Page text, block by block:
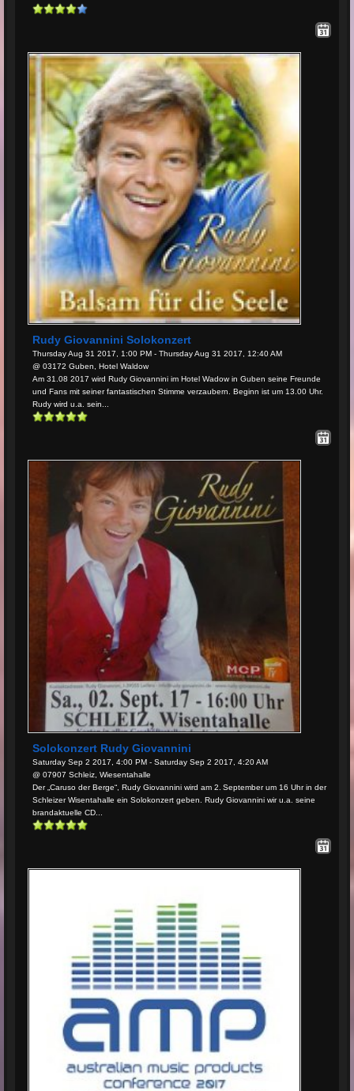
Rudy Giovannini Solokonzert
Thursday Aug 31 2017, 1:00 PM - Thursday Aug 31 2017, 12:40 AM
@ 03172 Guben, Hotel Waldow
Am 31.08 2017 wird Rudy Giovannini im Hotel Wadow in Guben seine Freunde
und Fans mit seiner fantastischen Stimme verzaubern. Beginn ist um 13.00 Uhr.
Rudy wird u.a. sein...
Solokonzert Rudy Giovannini
Saturday Sep 2 2017, 4:00 PM - Saturday Sep 2 2017, 4:20 AM
@ 07907 Schleiz, Wiesentahalle
Der „Caruso der Berge“, Rudy Giovannini wird am 2. September um 16 Uhr in der
Schleizer Wisentahalle ein Solokonzert geben. Rudy Giovannini wir u.a. seine
brandaktuelle CD...